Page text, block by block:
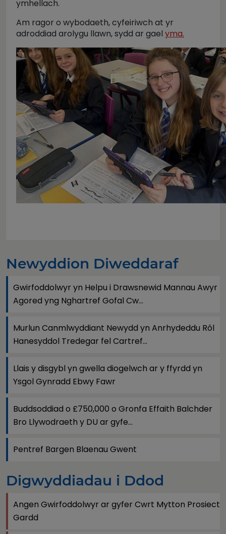
ymhellach.
Am ragor o wybodaeth, cyfeiriwch at yr
adroddiad arolygu llawn, sydd ar gael yma.
Newyddion Diweddaraf
Gwirfoddolwyr yn Helpu i Drawsnewid Mannau Awyr
Agored yng Nghartref Gofal Cw...
Murlun Canmlwyddiant Newydd yn Anrhydeddu Rôl
Hanesyddol Tredegar fel Cartref...
Llais y disgybl yn gwella diogelwch ar y ffyrdd yn
Ysgol Gynradd Ebwy Fawr
Buddsoddiad o £750,000 o Gronfa Effaith Balchder
Bro Llywodraeth y DU ar gyfe...
Pentref Bargen Blaenau Gwent
Digwyddiadau i Ddod
Angen Gwirfoddolwyr ar gyfer Cwrt Mytton Prosiect
Gardd